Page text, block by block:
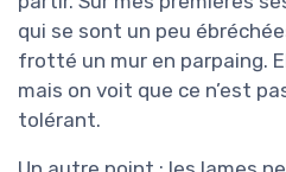
qui se sont un peu
frotté un mur en parpaing.
mais on voit que ce n’est
tolérant.